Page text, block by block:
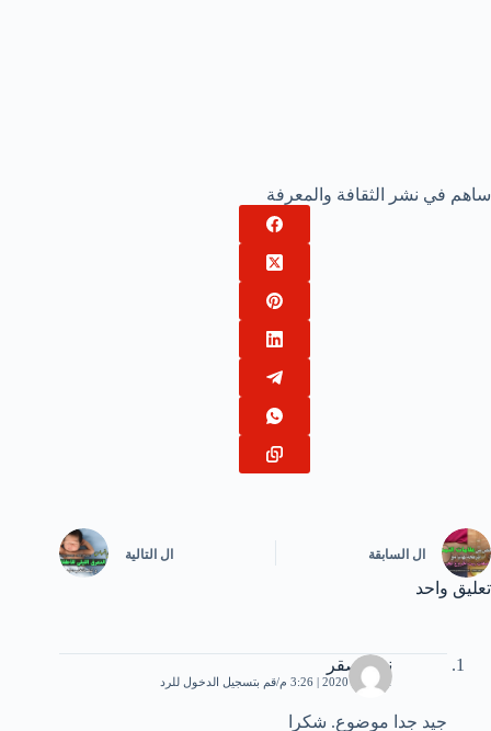
ساهم في نشر الثقافة والمعرفة
ال السابقة ال التالية
تعليق واحد
نزار صقر
11 مايو، 2020 | 3:26 م قم بتسجيل الدخول للرد
جيد جدا موضوع. شكرا